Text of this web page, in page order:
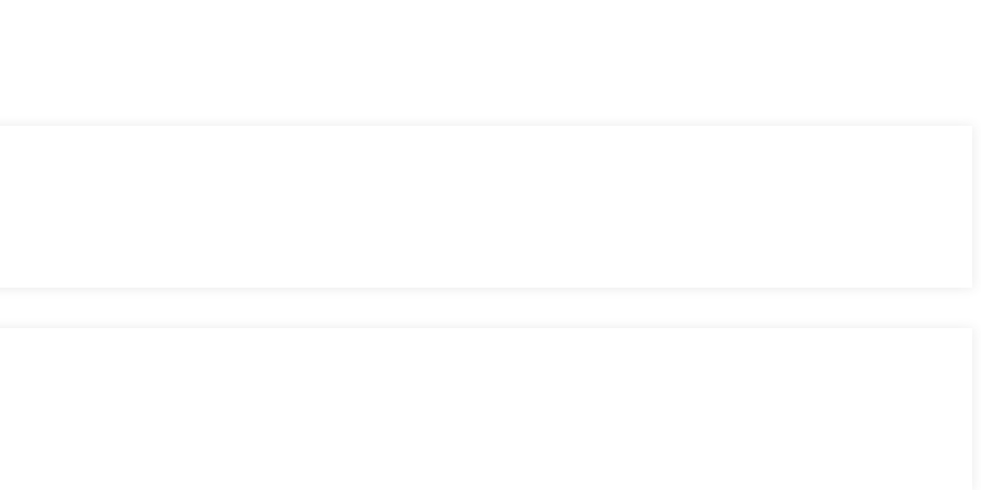
complicações.
do mercado.
e dApps.